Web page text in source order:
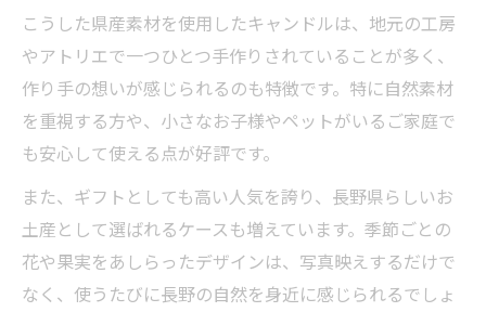
こうした県産素材を使用したキャンドルは、地元の工房
やアトリエで一つひとつ手作りされていることが多く、
作り手の想いが感じられるのも特徴です。特に自然素材
を重視する方や、小さなお子様やペットがいるご家庭で
も安心して使える点が好評です。
また、ギフトとしても高い人気を誇り、長野県らしいお
土産として選ばれるケースも増えています。季節ごとの
花や果実をあしらったデザインは、写真映えするだけで
なく、使うたびに長野の自然を身近に感じられるでしょ